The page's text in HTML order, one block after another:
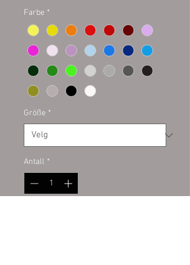
Farbe *
Größe *
Antall *